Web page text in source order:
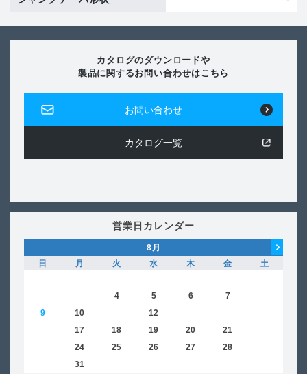
カタログのダウンロードや
製品に関するお問い合わせはこちら
お問い合わせ
カタログ一覧
営業日カレンダー
8 月
日
月 火 水 木 金
土
4 5 6 7
9
10 12
17 18 19 20 21
24 25 26 27 28
31